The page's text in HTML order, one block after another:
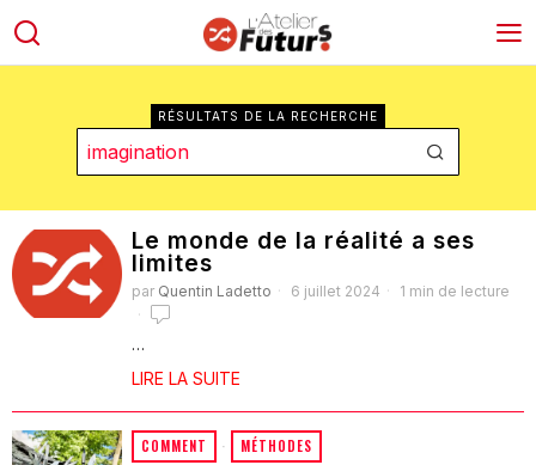
RÉSULTATS DE LA RECHERCHE
Le monde de la réalité a ses
limites
par Quentin Ladetto 6 juillet 2024 1 min de lecture
…
LIRE LA SUITE
COMMENT · MÉTHODES